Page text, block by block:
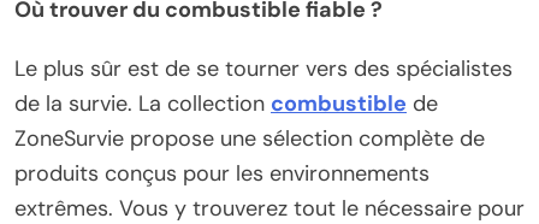
Où trouver du combustible fiable ?
Le plus sûr est de se tourner vers des spécialistes
de la survie. La collection combustible de
ZoneSurvie propose une sélection complète de
produits conçus pour les environnements
extrêmes. Vous y trouverez tout le nécessaire pour